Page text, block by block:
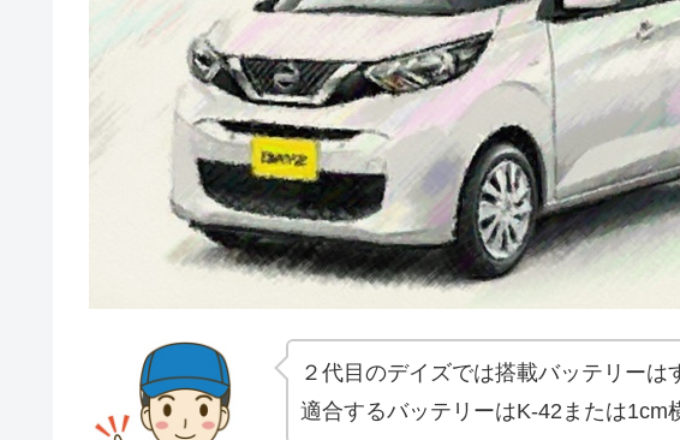
２代目のデイズでは搭載バッテリーは
適合するバッテリーはK-42または1cm